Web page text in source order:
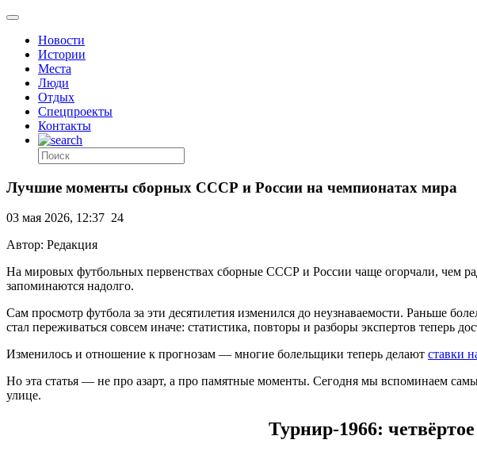
Новости
Истории
Места
Люди
Отдых
Спецпроекты
Контакты
Лучшие моменты сборных СССР и России на чемпионатах мира
03 мая 2026, 12:37 24
Автор: Редакция
На мировых футбольных первенствах сборные СССР и России чаще огорчали, чем
запоминаются надолго.
Сам просмотр футбола за эти десятилетия изменился до неузнаваемости. Раньше
стал переживаться совсем иначе: статистика, повторы и разборы экспертов теперь
Изменилось и отношение к прогнозам — многие болельщики теперь делают ставки
Но эта статья — не про азарт, а про памятные моменты. Сегодня мы вспоминаем
улице.
Турнир-1966: